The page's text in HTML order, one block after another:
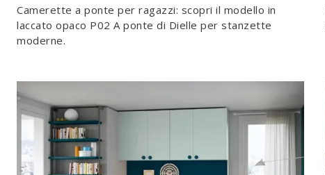
Camerette a ponte per ragazzi: scopri il modello in
laccato opaco P02 A ponte di Dielle per stanzette
moderne.